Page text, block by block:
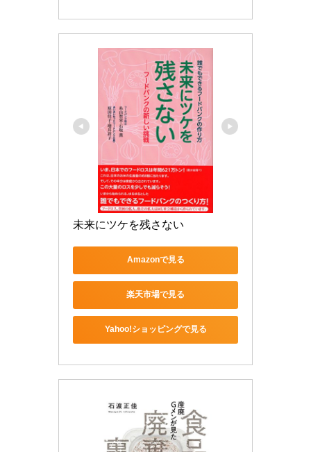
未来にツケを残さない
Amazonで見る
楽天市場で見る
Yahoo!ショッピングで見る